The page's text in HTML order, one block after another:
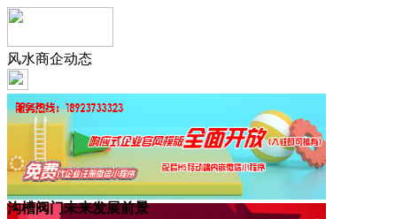
风水商企动态
沟槽阀门未来发展前景